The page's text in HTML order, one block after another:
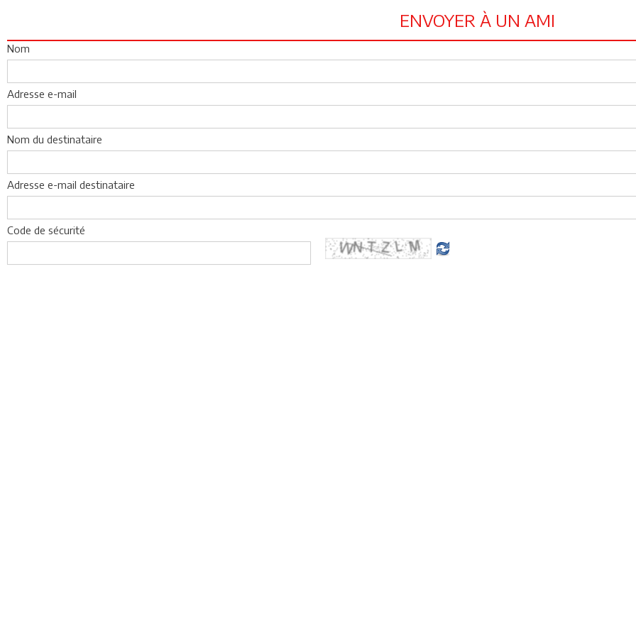
ENVOYER À UN AMI
Nom
Adresse e-mail
Nom du destinataire
Adresse e-mail destinataire
Code de sécurité